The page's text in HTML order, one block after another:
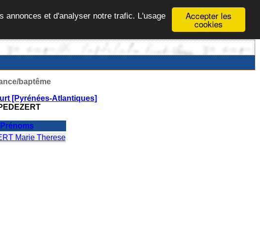
Accepter les
cookies
annonces et d'analyser notre trafic. L'usage
baptême
[Pyrénées-Atlantiques]
Prénoms
Marie Therese